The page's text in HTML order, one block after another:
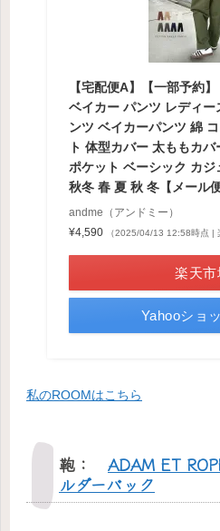
【宅配便A】【一部予約
ベイカー パンツ レディ
ンツ ベイカーパンツ 綿
ト 体型カバー 太ももカ
ポケット ベーシック カ
秋冬 春 夏 秋 冬【メール便
andme（アンドミー）
¥4,590
（2025/04/13 12:58時点 |
楽天市
Yahooショ
私のROOMはこちら
鞄： ADAM ET
ルダーバック